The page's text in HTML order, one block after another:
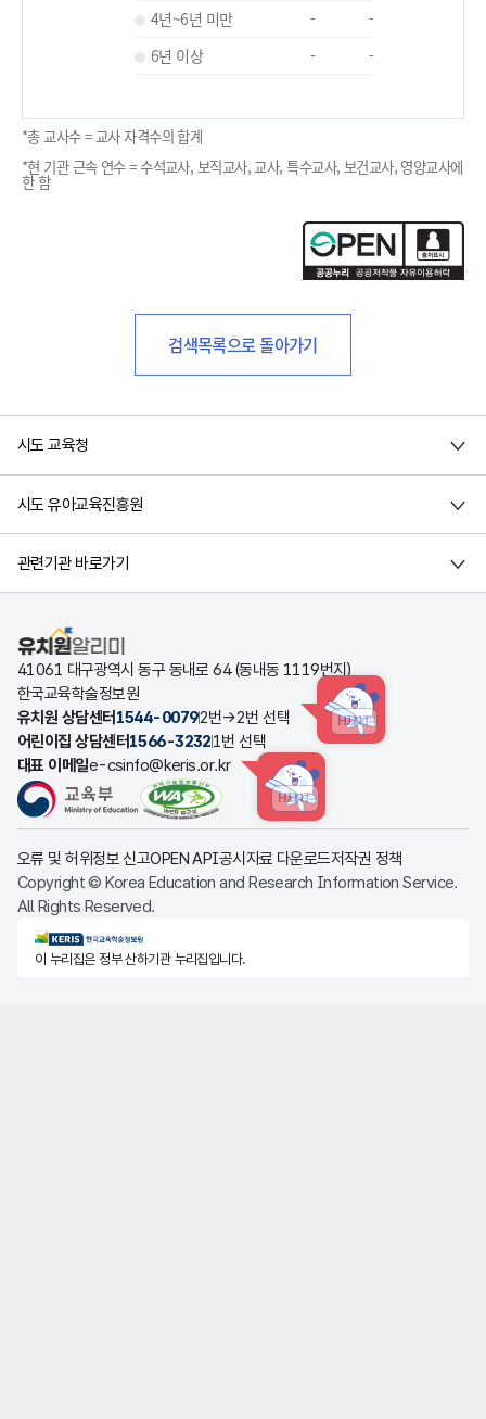
4년~6년 미만
-
-
6년 이상
- -
*총 교사수 = 교사 자격수의 합계
*현 기관 근속 연수 = 수석교사, 보직교사, 교사, 특수교사, 보건교사, 영양교사에
한 함
검색목록으로 돌아가기
시도 교육청
시도 유아교육진흥원
관련기관 바로가기
유치원알리미
41061 대구광역시 동구 동내로 64 (동내동 1119번지)
한국교육학술정보원
유치원 상담센터 1544-00792번→2번 선택 HINT
어린이집 상담센터1566-32321번 선택
대표 이메일e-csinfo@keris.or.kr
HINT
오류 및 허위정보 신고OPEN API공시자료 다운로드저작권 정책
Copyright © Korea Education and Research Information Service.
All Rights Reserved.
KERIS한국교육학술정보원
이 누리집은 정부 산하기관 누리집입니다.